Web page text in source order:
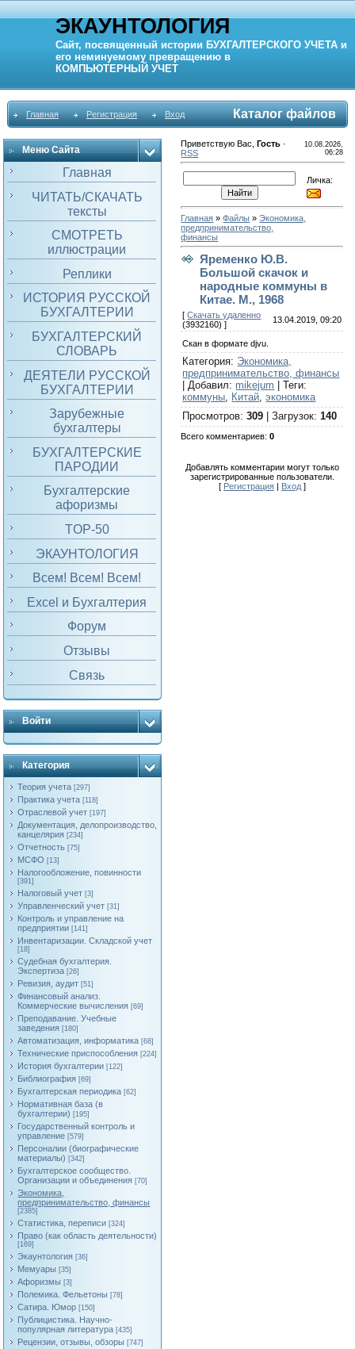
ЭКАУНТОЛОГИЯ
Сайт, посвященный истории БУХГАЛТЕРСКОГО УЧЕТА и
его неминуемому превращению в
КОМПЬЮТЕРНЫЙ УЧЕТ
Главная Регистрация Вход Каталог файлов
Меню Сайта
Главная
ЧИТАТЬ/СКАЧАТЬ
тексты
СМОТРЕТЬ
иллюстрации
Реплики
ИСТОРИЯ РУССКОЙ
БУХГАЛТЕРИИ
БУХГАЛТЕРСКИЙ
СЛОВАРЬ
ДЕЯТЕЛИ РУССКОЙ
БУХГАЛТЕРИИ
Зарубежные
бухгалтеры
БУХГАЛТЕРСКИЕ
ПАРОДИИ
Бухгалтерские
афоризмы
TOP-50
ЭКАУНТОЛОГИЯ
Всем! Всем! Всем!
Excel и Бухгалтерия
Форум
Отзывы
Связь
Войти
Категория
Теория учета [297]
Практика учета [118]
Отраслевой учет [197]
Документация, делопроизводство,
канцелярия [234]
Отчетность [75]
МСФО [13]
Налогообложение, повинности
[391]
Налоговый учет [3]
Управленческий учет [31]
Контроль и управление на
предприятии [141]
Инвентаризации. Складской учет
[18]
Судебная бухгалтерия.
Экспертиза [26]
Ревизия, аудит [51]
Финансовый анализ.
Коммерческие вычисления [69]
Преподавание. Учебные
заведения [180]
Автоматизация, информатика [68]
Технические приспособления [224]
История бухгалтерии [122]
Библиография [69]
Бухгалтерская периодика [62]
Нормативная база (в
бухгалтерии) [195]
Государственный контроль и
управление [579]
Персоналии (биографические
материалы) [342]
Бухгалтерское сообщество.
Организации и объединения [70]
Экономика,
предпринимательство, финансы
[2385]
Статистика, переписи [324]
Право (как область деятельности)
[169]
Экаунтология [36]
Мемуары [35]
Афоризмы [3]
Полемика. Фельетоны [78]
Сатира. Юмор [150]
Публицистика. Научно-
популярная литература [435]
Рецензии, отзывы, обзоры [747]
Приветствую Вас ,Гость ·
RSS
10.08.2026,
06:28
Личка:
Главная »Файлы »Экономика,
предпринимательство,
финансы
Яременко Ю.В.
Большой скачок и
народные коммуны в
Китае. М., 1968
[Скачать удаленно
(3932160) ]
13.04.2019, 09:20
Скан в формате djvu.
Категория: Экономика,
предпринимательство, финансы
|Добавил: mikejum |Теги:
коммуны, Китай,экономика
Просмотров:309 |Загрузок:140
Всего комментариев:0
Добавлять комментарии могут только
зарегистрированные пользователи.
[ Регистрация| Вход]